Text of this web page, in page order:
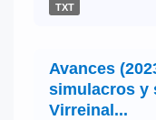
TXT
Avances
simulacros y
Virreinal...